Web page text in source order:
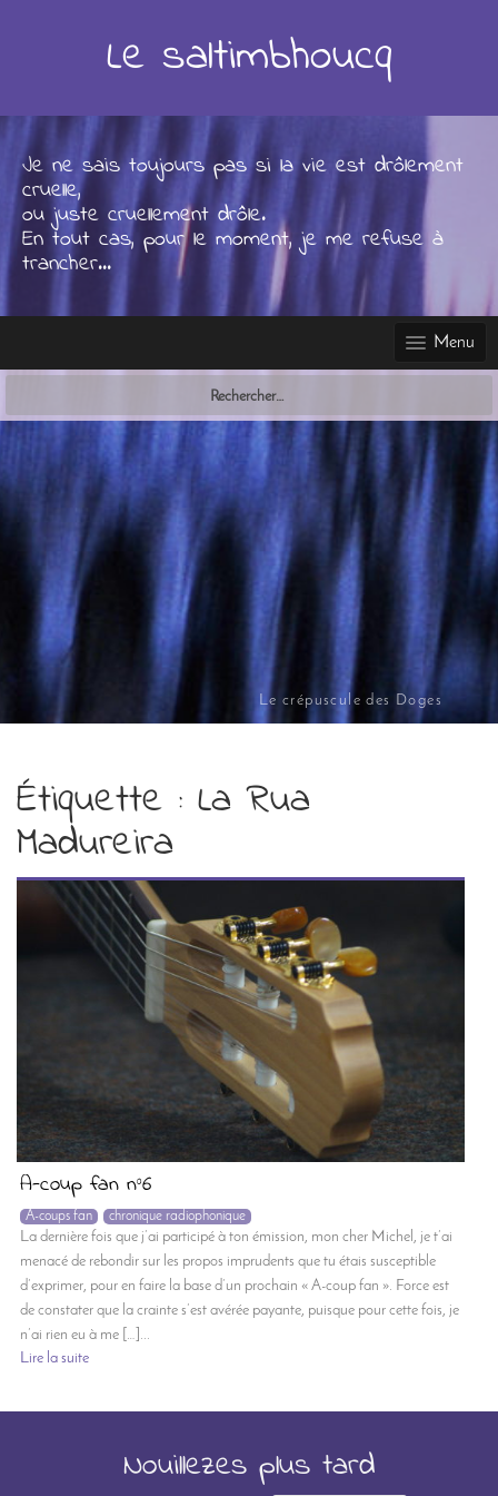
Le crépuscule des Doges
Le saltimbhoucq
Je ne sais toujours pas si la vie est drôlement
cruelle,
ou juste cruellement drôle.
En tout cas, pour le moment, je me refuse à
trancher...
Menu
Étiquette : La Rua
Madureira
A-coup fan n°6
A-coups fan chronique radiophonique
La dernière fois que j’ai participé à ton émission, mon cher Michel, je t’ai
menacé de rebondir sur les propos imprudents que tu étais susceptible
d’exprimer, pour en faire la base d’un prochain « A-coup fan ». Force est
de constater que la crainte s’est avérée payante, puisque pour cette fois, je
n’ai rien eu à me […]...
Lire la suite
Nouillezes plus tard